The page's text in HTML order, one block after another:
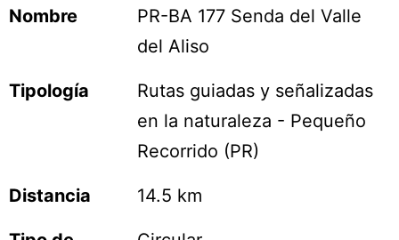
Nombre
PR-BA 177 Senda del Valle
del Aliso
Tipología
Rutas guiadas y señalizadas
en la naturaleza - Pequeño
Recorrido (PR)
Distancia 14.5 km